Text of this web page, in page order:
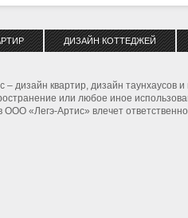
ДИЗАЙН КОТТЕДЖЕЙ
дизайн квартир, дизайн таунхаусов и
или любое иное
«Легэ-Артис» влечет